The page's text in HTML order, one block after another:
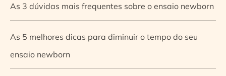
As 3 dúvidas mais frequentes sobre o ensaio newborn
As 5 melhores dicas para diminuir o tempo do seu
ensaio newborn